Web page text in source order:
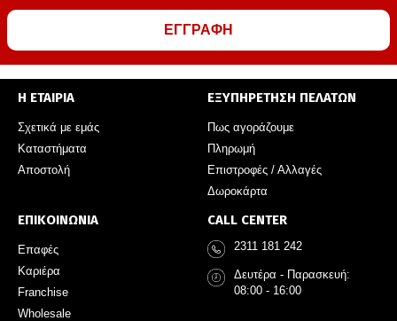
ΕΓΓΡΑΦΗ
Η ΕΤΑΙΡΙΑ
Σχετικά με εμάς
Καταστήματα
Αποστολή
ΕΞΥΠΗΡΕΤΗΣΗ ΠΕΛΑΤΩΝ
Πως αγοράζουμε
Πληρωμή
Επιστροφές / Αλλαγές
Δωροκάρτα
ΕΠΙΚΟΙΝΩΝΙΑ
Επαφές
Καριέρα
Franchise
Wholesale
CALL CENTER
2311 181 242
Δευτέρα - Παρασκευή:
08:00 - 16:00